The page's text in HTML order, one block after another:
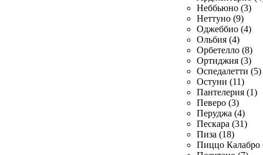
Неббьюно (3)
Неттуно (9)
Оджеббио (4)
Ольбия (4)
Орбетелло (8)
Ортиджия (3)
Оспедалетти (5)
Остуни (11)
Пантелерия (1)
Певеро (3)
Перуджа (4)
Пескара (31)
Пиза (18)
Пиццо Калабро